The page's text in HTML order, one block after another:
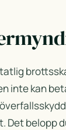
inte kan
Det belopp